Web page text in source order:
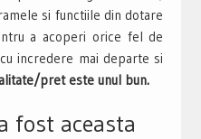
si functiile din dotare
a acoperi orice fel de
incredere mai departe si
pret este unul bun.
fost aceasta